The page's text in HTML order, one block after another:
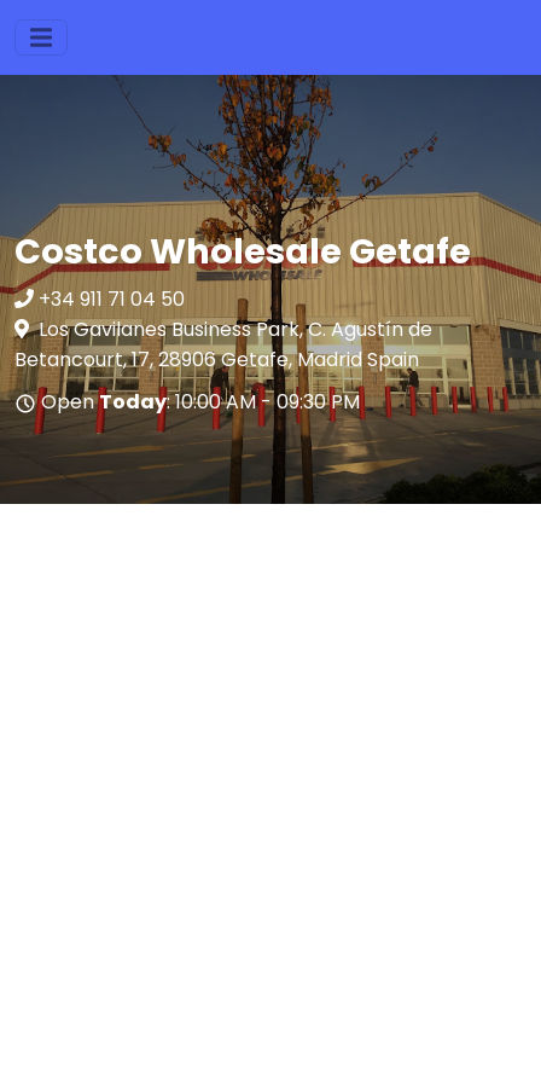
Costco Wholesale Getafe
+34 911 71 04 50
Los Gavilanes Business Park, C. Agustín de
Betancourt, 17, 28906 Getafe, Madrid Spain
OpenToday: 10:00 AM - 09:30 PM